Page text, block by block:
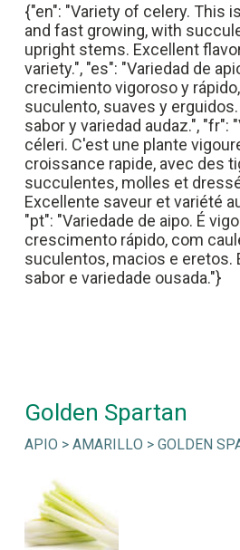
{"en": "Variety of celery. This
and fast growing, with
upright stems. Excellent
variety.", "es": "Variedad de
crecimiento vigoroso y
suculento, suaves y
sabor y variedad audaz.", "fr":
céleri. C'est une plante
croissance rapide, avec des
succulentes, molles et
Excellente saveur et variété
"pt": "Variedade de aipo. É
crescimento rápido, com
suculentos, macios e eretos.
sabor e variedade ousada."}
Golden Spartan
APIO > AMARILLO > GOLDEN